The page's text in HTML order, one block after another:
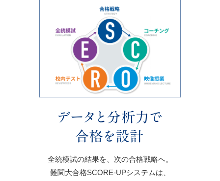
全統模試の結果を、次の合格戦略へ。
難関大合格SCORE-UPシステムは、